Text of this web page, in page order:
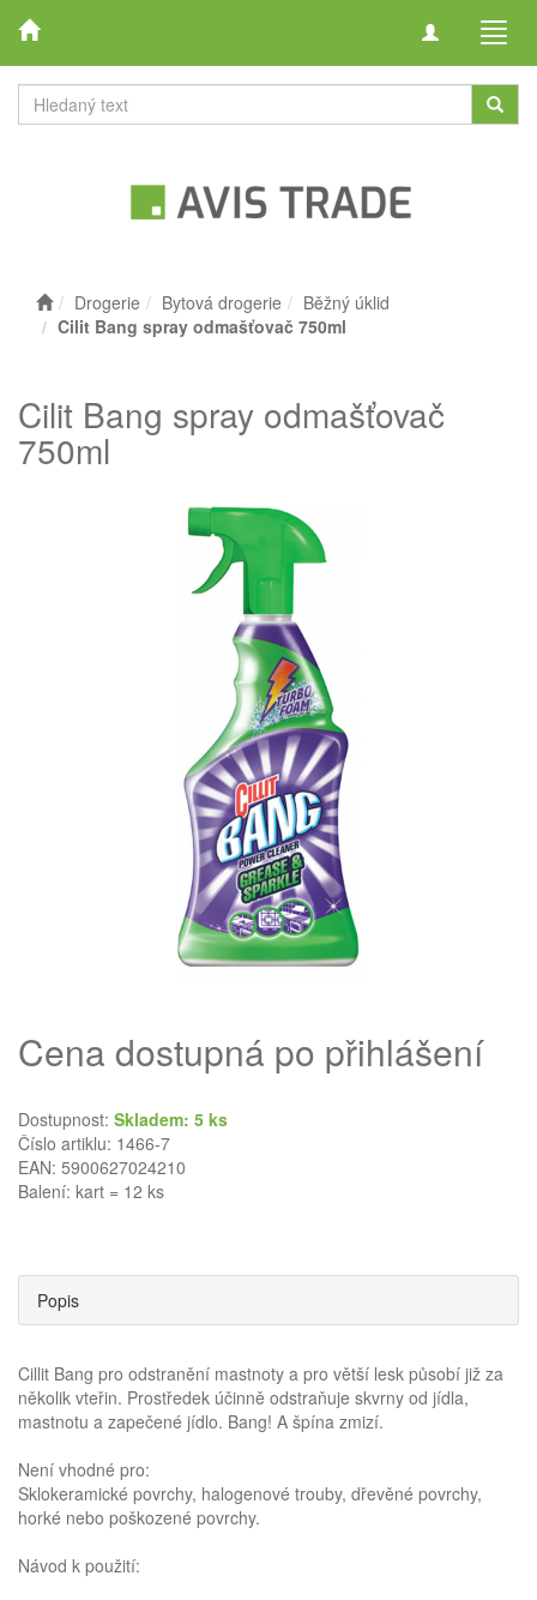
Toggle
Drogerie Bytová drogerie
Běžný úklid
Cilit Bang spray odmašťovač 750ml
Cilit Bang spray odmašťovač
750ml
Cena dostupná po přihlášení
Dostupnost: Skladem: 5 ks
Číslo artiklu: 1466-7
EAN: 5900627024210
Balení: kart = 12 ks
Popis
Cillit Bang pro odstranění mastnoty a pro větší lesk působí již za
několik vteřin. Prostředek účinně odstraňuje skvrny od jídla,
mastnotu a zapečené jídlo. Bang! A špína zmizí.
Není vhodné pro:
Sklokeramické povrchy, halogenové trouby, dřevěné povrchy,
horké nebo poškozené povrchy.
Návod k použití: